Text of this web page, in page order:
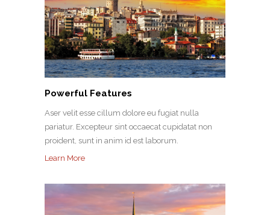
Powerful Features
Aser velit esse cillum dolore eu fugiat nulla
pariatur. Excepteur sint occaecat cupidatat non
proident, sunt in anim id est laborum.
Learn More